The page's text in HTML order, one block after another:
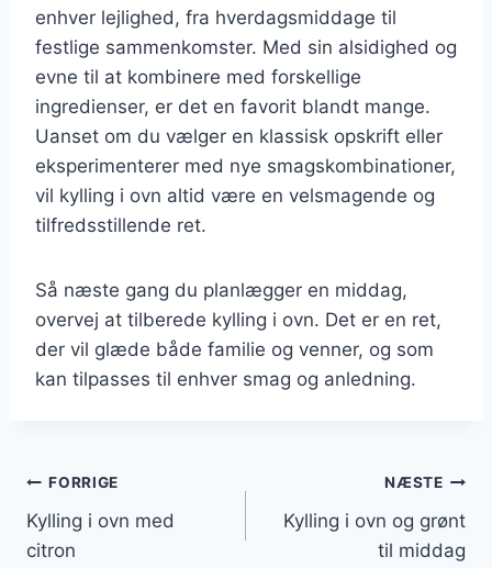
enhver lejlighed, fra hverdagsmiddage til
festlige sammenkomster. Med sin alsidighed og
evne til at kombinere med forskellige
ingredienser, er det en favorit blandt mange.
Uanset om du vælger en klassisk opskrift eller
eksperimenterer med nye smagskombinationer,
vil kylling i ovn altid være en velsmagende og
tilfredsstillende ret.
Så næste gang du planlægger en middag,
overvej at tilberede kylling i ovn. Det er en ret,
der vil glæde både familie og venner, og som
kan tilpasses til enhver smag og anledning.
Indlægsnavigation
FORRIGE
Kylling i ovn med
citron
NÆSTE
Kylling i ovn og grønt
til middag